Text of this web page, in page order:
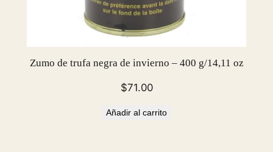
Zumo de trufa negra de invierno – 400 g/14,11 oz
$71.00
Añadir al carrito